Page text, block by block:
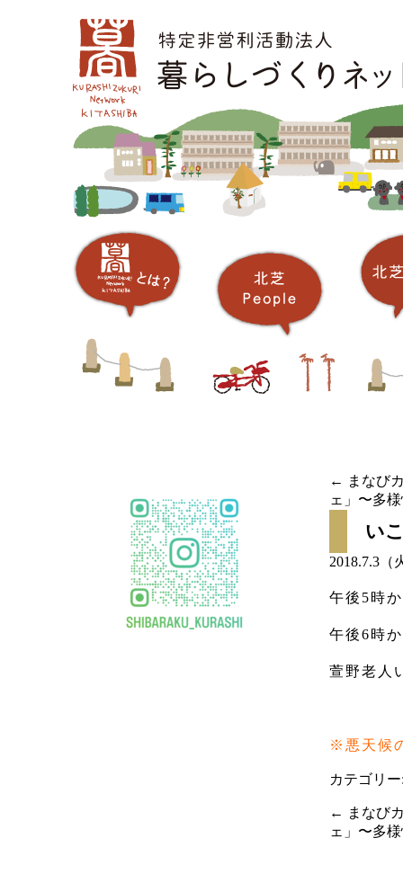
メインメニュー
コ
ン
テ
投稿
ナビ
ゲー
ショ
ン
← まなび
ェ」〜多
い
2018.7.3（
午後5時
午後6時
萱野老人
※悪天候
カテゴリ
投稿
← まなび
ェ」〜多